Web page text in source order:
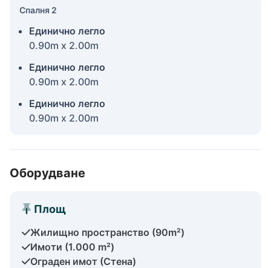
Спалня 2
Единично легло
0.90m x 2.00m
Единично легло
0.90m x 2.00m
Единично легло
0.90m x 2.00m
Оборудване
Площ
Жилищно пространство (90m²)
Имоти (1.000 m²)
Ограден имот (Стена)